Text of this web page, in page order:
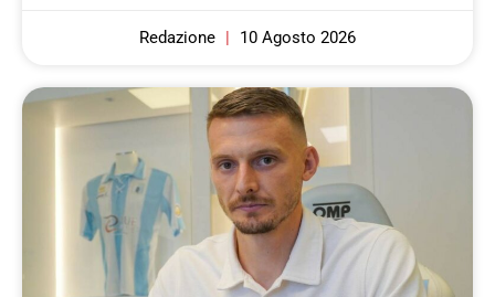
Redazione 10 Agosto 2026